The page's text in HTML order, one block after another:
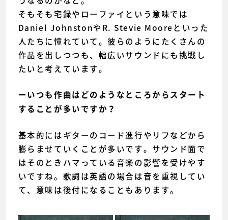
そもそも宅録やローファイという意味では
Daniel JohnstonやR. Stevie Mooreといった
人たちに憧れていて。彼らのようにたくさんの
作品を出しつつも、幅広いサウンドにも挑戦し
たいと考えています。
ーいつも作曲はどのようなところからスタート
することが多いですか？
基本的にはギターのコード進行やリフなどから
膨らませていくことが多いです。サウンド面で
はそのときハマっている音楽の影響を受けやす
いですね。歌詞は英語の場合は音を重視してい
て、意味は後付になることもあります。